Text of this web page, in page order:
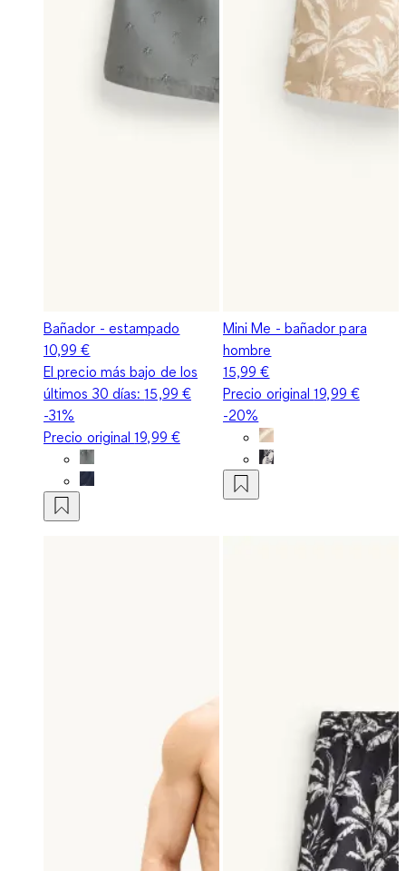
Bañador - estampado
10,99 €
El precio más bajo de los
últimos 30 días:15,99 €
-31%
Precio original19,99 €
Mini Me - bañador para
hombre
15,99 €
Precio original19,99 €
-20%